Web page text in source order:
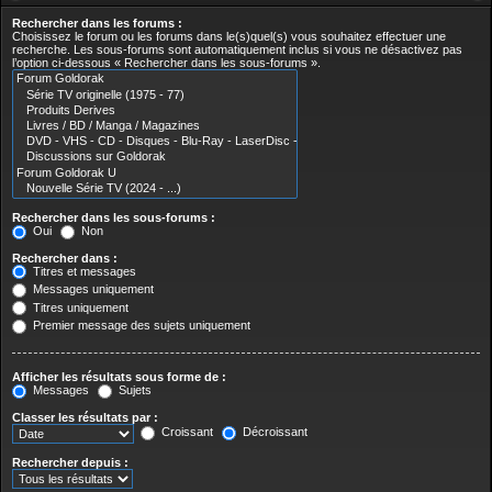
Rechercher dans les forums :
Choisissez le forum ou les forums dans le(s)quel(s) vous souhaitez effectuer une
recherche. Les sous-forums sont automatiquement inclus si vous ne désactivez pas
l’option ci-dessous « Rechercher dans les sous-forums ».
Rechercher dans les sous-forums :
Oui
Non
Rechercher dans :
Titres et messages
Messages uniquement
Titres uniquement
Premier message des sujets uniquement
Afficher les résultats sous forme de :
Messages
Sujets
Classer les résultats par :
Croissant
Décroissant
Rechercher depuis :